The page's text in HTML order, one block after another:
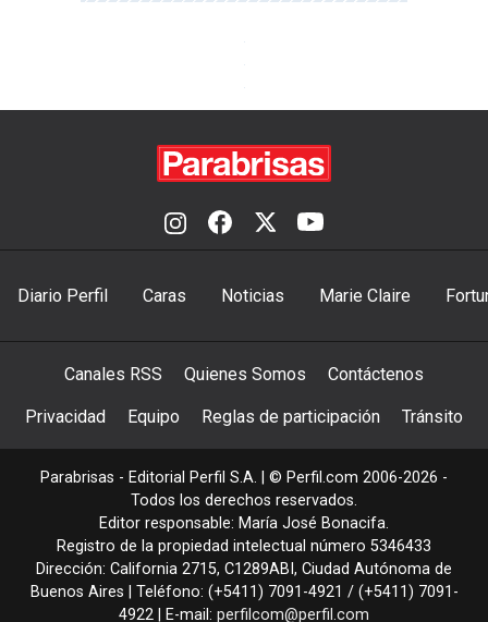
Diario Perfil Caras Noticias Marie Claire
Canales RSS Quienes Somos Contáctenos
Privacidad Equipo Reglas de participación Tránsito
Parabrisas - Editorial Perfil S.A. | © Perfil.com 2006-2026 -
Todos los derechos reservados.
Editor responsable: María José Bonacifa.
Registro de la propiedad intelectual número 5346433
Dirección: California 2715, C1289ABI , Ciudad Autónoma de
Buenos Aires | Teléfono: (+5411) 7091-4921 / (+5411) 7091-
4922 | E-mail: perfilcom@perfil.com